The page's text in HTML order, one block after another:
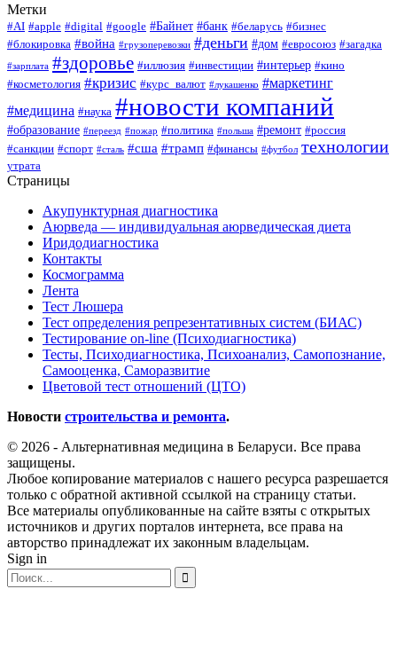
Метки
#AI #apple #digital #google #Байнет #банк #беларусь #бизнес
#блокировка #война #грузоперевозки #деньги #дом #евросоюз #загадка
#зарплата #здоровье #иллюзия #инвестиции #интерьер #кино
#косметология #кризис #курс_валют #лукашенко #маркетинг
#медицина #наука #новости компаний
#образование #переезд #пожар #политика #польша #ремонт #россия
#санкции #спорт #сталь #сша #трамп #финансы #футбол технологии
утрата
Страницы
Акупунктурная диагностика
Аюрведа — индивидуальная аюрведическая диета
Иридодиагностика
Контакты
Космограмма
Лента
Тест Люшера
Тест определения репрезентативных систем (БИАС)
Тестирование on-line (Психодиагностика)
Тесты, Психодиагностика, Психоанализ, Самопознание,
Самооценка, Саморазвитие
Цветовой тест отношений (ЦТО)
Новости строительства и ремонта.
© 2026 - Альтернативная медицина в Беларуси. Все права
защищены.
Любое копирование материалов с нашего ресурса разрешается
только с обратной активной ссылкой на страницу статьи.
Все материалы опубликованные на сайте взяты с открытых
источников и других порталов интернета, все права на
авторство принадлежат их законным владельцам.
Sign in